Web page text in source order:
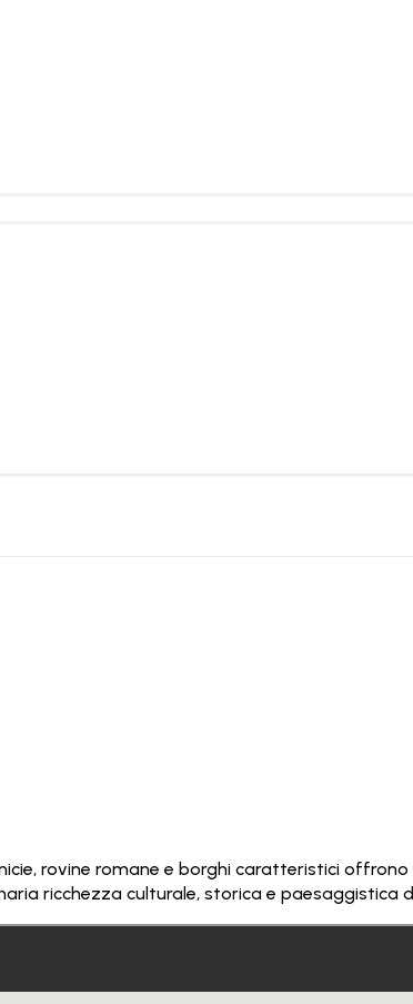
rovine romane e borghi caratteristici
ricchezza culturale, storica e paesaggistica